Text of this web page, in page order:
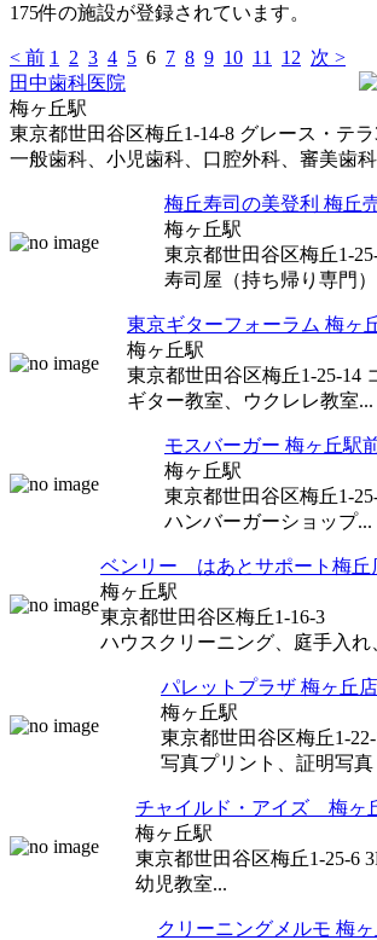
175件の施設が登録されています。
< 前 1 2 3 4 5 6 7 8 9 10 11 12 次 >
田中歯科医院
梅ヶ丘駅
東京都世田谷区梅丘1-14-8 グレース・テラ
一般歯科、小児歯科、口腔外科、審美歯
梅丘寿司の美登利 梅丘
梅ヶ丘駅
東京都世田谷区梅丘1-
寿司屋（持ち帰り専門
東京ギターフォーラム 梅ヶ
梅ヶ丘駅
東京都世田谷区梅丘1-25-14
ギター教室、ウクレレ教室...
モスバーガー 梅ヶ丘駅
梅ヶ丘駅
東京都世田谷区梅丘1-
ハンバーガーショップ...
ベンリー はあとサポート梅丘
梅ヶ丘駅
東京都世田谷区梅丘1-16-3
ハウスクリーニング、庭手入
パレットプラザ 梅ヶ丘店
梅ヶ丘駅
東京都世田谷区梅丘1-
写真プリント、証明写真
チャイルド・アイズ 梅ヶ
梅ヶ丘駅
東京都世田谷区梅丘1-25-6
幼児教室...
クリーニングメルモ 梅